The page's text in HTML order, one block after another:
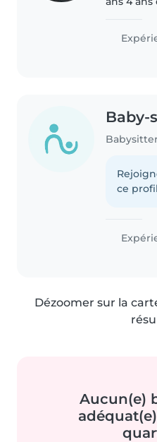
contact
Baby-
ce
Dézoomer sur la
Aucun(e)